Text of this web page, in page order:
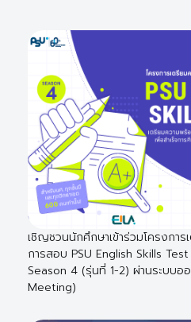
เชิญชวนนักศึกษาเข้าร่วมโครงกา
การสอบ PSU English Skills Test
Season 4 (รุ่นที่ 1-2) ผ่านระบบอ
Meeting)